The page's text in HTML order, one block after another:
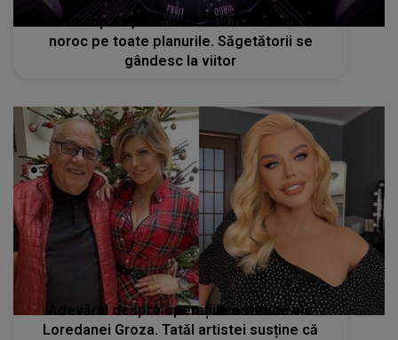
Horoscop azi, 28 martie 2023: Gemenii au
noroc pe toate planurile. Săgetătorii se
gândesc la viitor
Adevărul despre operațiile estetice ale
Loredanei Groza. Tatăl artistei susține că